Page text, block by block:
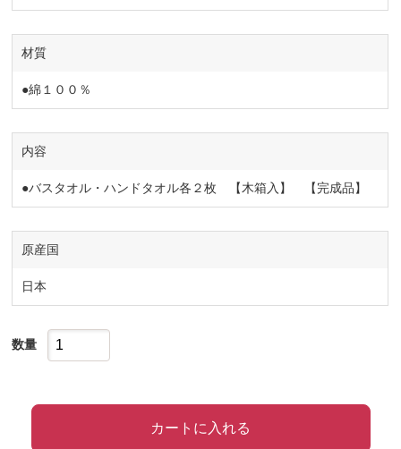
材質
●綿１００％
内容
●バスタオル・ハンドタオル各２枚 【木箱入】 【完成品】
原産国
日本
数量
カートに入れる